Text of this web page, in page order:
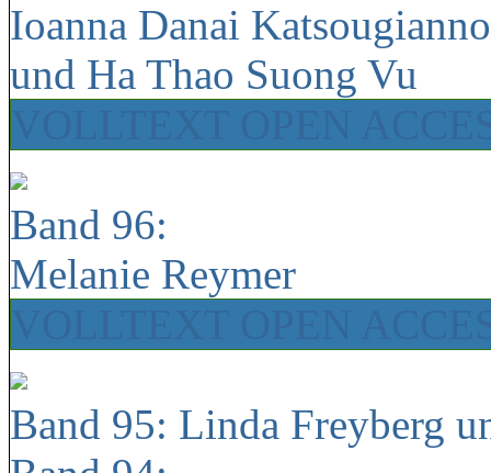
Ioanna Danai
und Ha Thao Suong Vu
Band 96:
Melanie Reymer
Band 95: Linda Freyberg